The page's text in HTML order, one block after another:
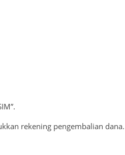
rekening pengembalian dana.